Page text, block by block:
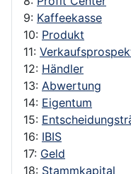
9: Kaffeekasse
10: Produkt
11:
12: Händler
13: Abwertung
14: Eigentum
15:
16: IBIS
17: Geld
18: Stammkapital